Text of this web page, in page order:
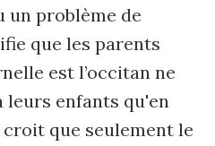
un problème de
que les parents
est l’occitan ne
leurs enfants qu'en
croit que seulement le